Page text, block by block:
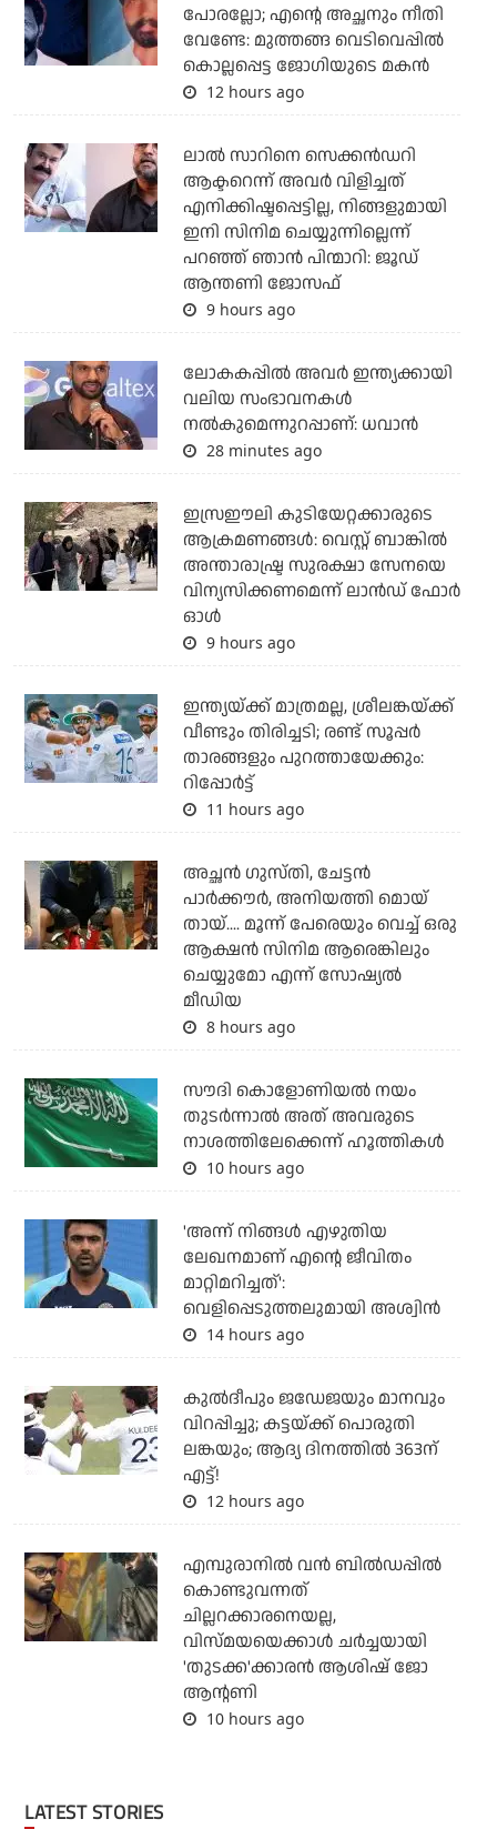
പോരല്ലോ; എന്റെ അച്ഛനും നീതി
വേണ്ടേ: മുത്തങ്ങ വെടിവെപ്പില്‍
കൊല്ലപ്പെട്ട ജോഗിയുടെ മകന്‍
12 hours ago
ലാല്‍ സാറിനെ സെക്കന്‍ഡറി
ആക്ടറെന്ന് അവര്‍ വിളിച്ചത്
എനിക്കിഷ്ടപ്പെട്ടില്ല, നിങ്ങളുമായി
ഇനി സിനിമ ചെയ്യുന്നില്ലെന്ന്
പറഞ്ഞ് ഞാന്‍ പിന്മാറി: ജൂഡ്
ആന്തണി ജോസഫ്
9 hours ago
ലോകകപ്പിൽ അവര്‍ ഇന്ത്യക്കായി
വലിയ സംഭാവനകള്‍
നല്‍കുമെന്നുറപ്പാണ്: ധവാന്‍
28 minutes ago
ഇസ്രഈലി കുടിയേറ്റക്കാരുടെ
ആക്രമണങ്ങള്‍: വെസ്റ്റ് ബാങ്കില്‍
അന്താരാഷ്ട്ര സുരക്ഷാ സേനയെ
വിന്യസിക്കണമെന്ന് ലാന്‍ഡ് ഫോര്‍
ഓള്‍
9 hours ago
ഇന്ത്യയ്ക്ക് മാത്രമല്ല, ശ്രീലങ്കയ്ക്ക്
വീണ്ടും തിരിച്ചടി; രണ്ട് സൂപ്പര്‍
താരങ്ങളും പുറത്തായേക്കും:
റിപ്പോര്‍ട്ട്
11 hours ago
അച്ഛന്‍ ഗുസ്തി, ചേട്ടന്‍
പാര്‍ക്കൗര്‍, അനിയത്തി മൊയ്
തായ്.... മൂന്ന് പേരെയും വെച്ച് ഒരു
ആക്ഷന്‍ സിനിമ ആരെങ്കിലും
ചെയ്യുമോ എന്ന് സോഷ്യല്‍
മീഡിയ
8 hours ago
സൗദി കൊളോണിയല്‍ നയം
തുടര്‍ന്നാല്‍ അത് അവരുടെ
നാശത്തിലേക്കെന്ന് ഹൂത്തികള്‍
10 hours ago
'അന്ന് നിങ്ങള്‍ എഴുതിയ
ലേഖനമാണ് എന്റെ ജീവിതം
മാറ്റിമറിച്ചത്':
വെളിപ്പെടുത്തലുമായി അശ്വിന്‍
14 hours ago
കുല്‍ദീപും ജഡേജയും മാനവും
വിറപ്പിച്ചു; കട്ടയ്ക്ക് പൊരുതി
ലങ്കയും; ആദ്യ ദിനത്തില്‍ 363ന്
എട്ട്!
12 hours ago
എമ്പുരാനില്‍ വന്‍ ബില്‍ഡപ്പില്‍
കൊണ്ടുവന്നത്
ചില്ലറക്കാരനെയല്ല,
വിസ്മയയെക്കാള്‍ ചര്‍ച്ചയായി
'തുടക്ക'ക്കാരന്‍ ആശിഷ് ജോ
ആന്റണി
10 hours ago
LATEST STORIES